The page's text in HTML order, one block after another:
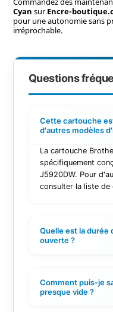
Cyan surEncre-
pour une autonomie sans
irréprochable.
Questions
Cette cartouche
d'autres modèles
La cartouche
spécifiquement
J5920DW. Pour
consulter la liste
Quelle est la durée
ouverte ?
Comment puis-je
presque vide ?